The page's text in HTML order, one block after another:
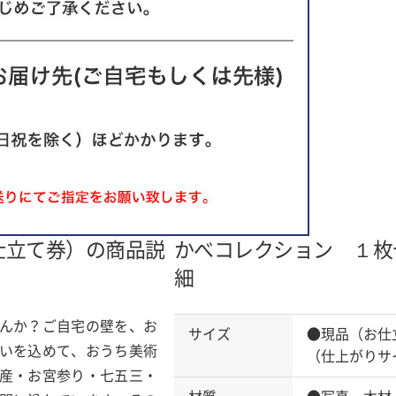
て券）の商品説
か？ご自宅の壁を、お
を込めて、おうち美術
・お宮参り・七五三・
かべコレクション １枚
細
サイズ
●現品（お仕
（仕上がり